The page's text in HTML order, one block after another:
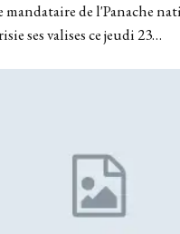
mandataire de l'Panache
ses valises ce jeudi 23…